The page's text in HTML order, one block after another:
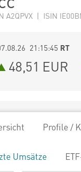
A2QPVX | ISIN
21:15:45 RT
48,51 EUR
Profile /
Umsätze